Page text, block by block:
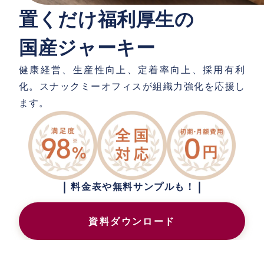
置くだけ福利厚生の
国産ジャーキー
健康経営、生産性向上、定着率向上、採用有利
化。スナックミーオフィスが組織力強化を応援し
ます。
| 料金表や無料サンプルも！ |
資料ダウンロード